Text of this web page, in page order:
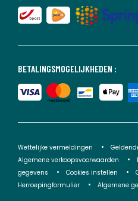
BETALINGSMOGELIJKHEDEN :
Wettelijke vermeldingen
Algemene verkoopsvoorwaarden
gegevens
Cookies instellen
Herroepingformulier
Algemene